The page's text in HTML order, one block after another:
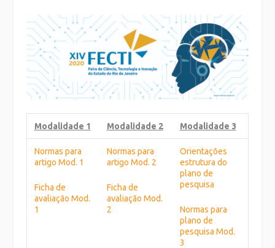
Modalidade 1 Modalidade 2 Modalidade 3
Normas para
artigo Mod. 1
Ficha de
avaliação Mod.
1
Normas para
artigo Mod. 2
Ficha de
avaliação Mod.
2
Orientações
estrutura do
plano de
pesquisa
Normas para
plano de
pesquisa Mod.
3